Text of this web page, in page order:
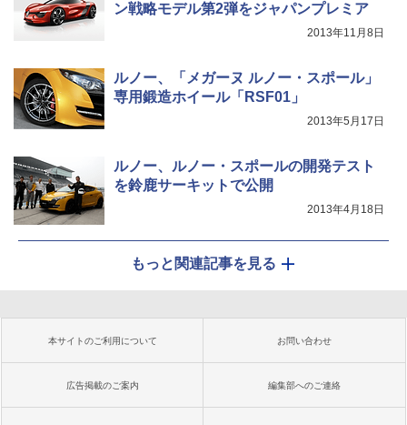
ン戦略モデル第2弾をジャパンプレミア
2013年11月8日
ルノー、「メガーヌ ルノー・スポール」
専用鍛造ホイール「RSF01」
2013年5月17日
ルノー、ルノー・スポールの開発テスト
を鈴鹿サーキットで公開
2013年4月18日
もっと関連記事を見る
本サイトのご利用について お問い合わせ
広告掲載のご案内 編集部へのご連絡